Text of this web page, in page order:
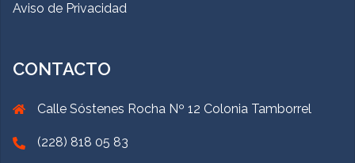
Aviso de Privacidad
CONTACTO
Calle Sóstenes Rocha Nº 12 Colonia Tamborrel
(228) 818 05 83